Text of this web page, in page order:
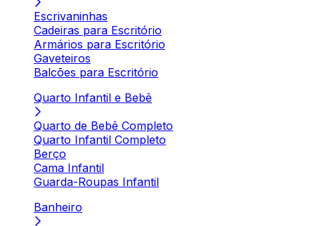
Escrivaninhas
Cadeiras para Escritório
Armários para Escritório
Gaveteiros
Balcões para Escritório
Quarto Infantil e Bebê
Quarto de Bebê Completo
Quarto Infantil Completo
Berço
Cama Infantil
Guarda-Roupas Infantil
Banheiro